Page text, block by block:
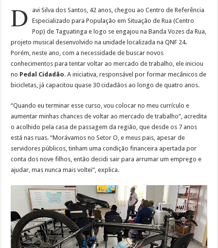
D
avi Silva dos Santos, 42 anos, chegou ao Centro de Referência
Especializado para População em Situação de Rua (Centro
Pop) de Taguatinga e logo se engajou na Banda Vozes da Rua,
projeto musical desenvolvido na unidade localizada na QNF 24.
Porém, neste ano, com a necessidade de buscar novos
conhecimentos para tentar voltar ao mercado de trabalho, ele iniciou
no Pedal Cidadão. A iniciativa, responsável por formar mecânicos de
bicicletas, já capacitou quase 30 cidadãos ao longo de quatro anos.
“Quando eu terminar esse curso, vou colocar no meu currículo e
aumentar minhas chances de voltar ao mercado de trabalho”, acredita
o acolhido pela casa de passagem da região, que desde os 7 anos
está nas ruas. “Morávamos no Setor O, e meus pais, apesar de
servidores públicos, tinham uma condição financeira apertada por
conta dos nove filhos, então decidi sair para arrumar um emprego e
ajudar, mas nunca mais voltei”, explica.